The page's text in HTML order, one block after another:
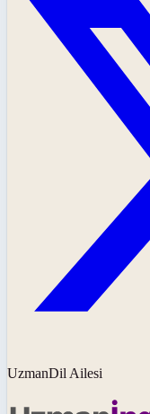
UzmanDil Ailesi